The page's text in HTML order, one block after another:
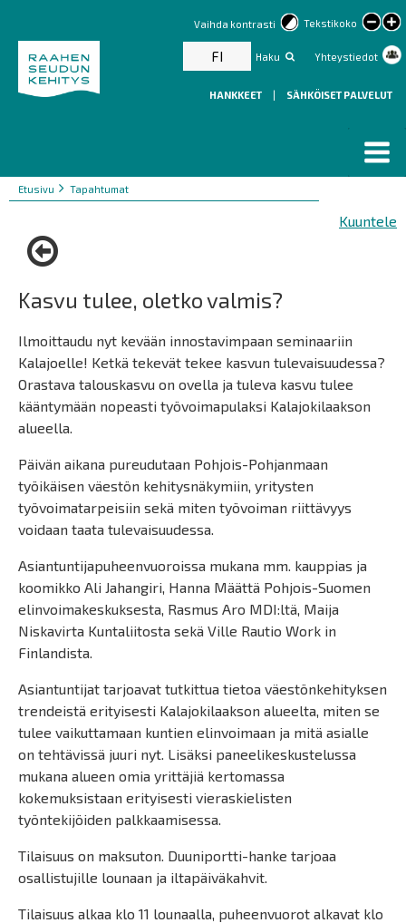
Tekstikoko
text
Vaihda kontrasti
Haku Yhteystiedot
FI
HANKKEET | SÄHKÖISET PALVELUT
Murupolku
You
Etusivu Tapahtumat
Kuuntele
Kasvu tulee, oletko valmis?
Ilmoittaudu nyt kevään innostavimpaan seminaariin
Kalajoelle! Ketkä tekevät tekee kasvun tulevaisuudessa?
Orastava talouskasvu on ovella ja tuleva kasvu tulee
kääntymään nopeasti työvoimapulaksi Kalajokilaakson
alueella.
Päivän aikana pureudutaan Pohjois-Pohjanmaan
työikäisen väestön kehitysnäkymiin, yritysten
työvoimatarpeisiin sekä miten työvoiman riittävyys
voidaan taata tulevaisuudessa.
Asiantuntijapuheenvuoroissa mukana mm. kauppias ja
koomikko Ali Jahangiri, Hanna Määttä Pohjois-Suomen
elinvoimakeskuksesta, Rasmus Aro MDI:ltä, Maija
Niskavirta Kuntaliitosta sekä Ville Rautio Work in
Finlandista.
Asiantuntijat tarjoavat tutkittua tietoa väestönkehityksen
trendeistä erityisesti Kalajokilaakson alueelta, miten se
tulee vaikuttamaan kuntien elinvoimaan ja mitä asialle
on tehtävissä juuri nyt. Lisäksi paneelikeskustelussa
mukana alueen omia yrittäjiä kertomassa
kokemuksistaan erityisesti vieraskielisten
työntekijöiden palkkaamisessa.
Tilaisuus on maksuton. Duuniportti-hanke tarjoaa
osallistujille lounaan ja iltapäiväkahvit.
Tilaisuus alkaa klo 11 lounaalla, puheenvuorot alkavat klo